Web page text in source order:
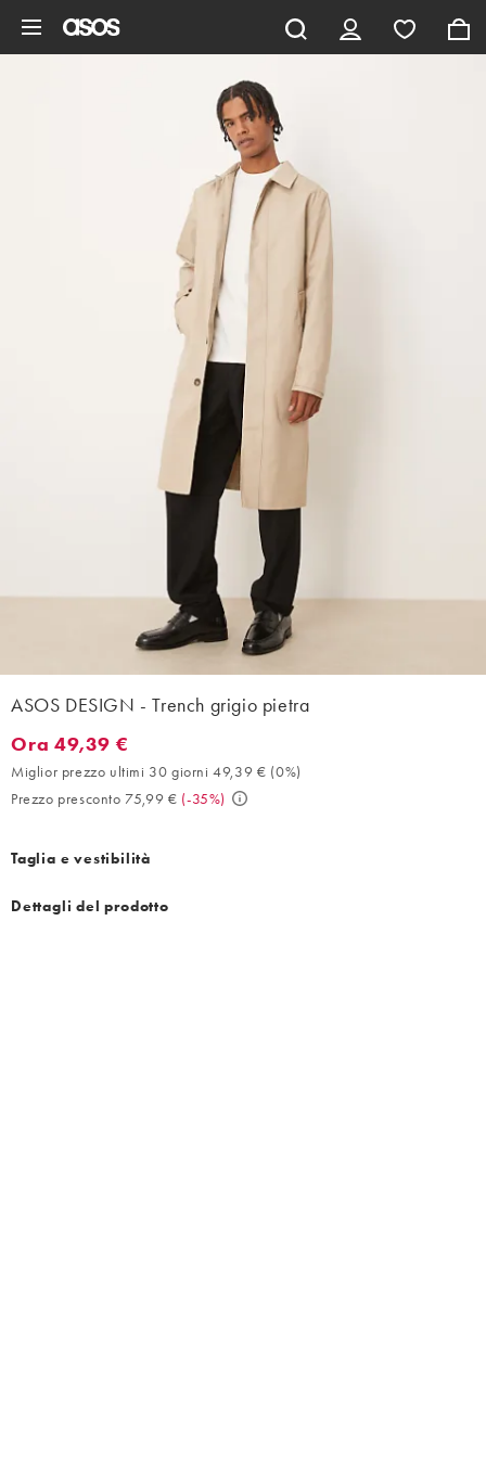
ASOS DESIGN - Trench grigio pietra
Ora 49,39 €. Miglior prezzo ultimi 30 giorni 49,39 € (0%).
Ora 49,39 €
Miglior prezzo ultimi 30 giorni 49,39 € (0%)
Prezzo presconto 75,99 € (-35%)
Taglia e vestibilità
Dettagli del prodotto